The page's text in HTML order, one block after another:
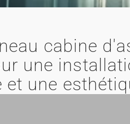
cabine
une
une